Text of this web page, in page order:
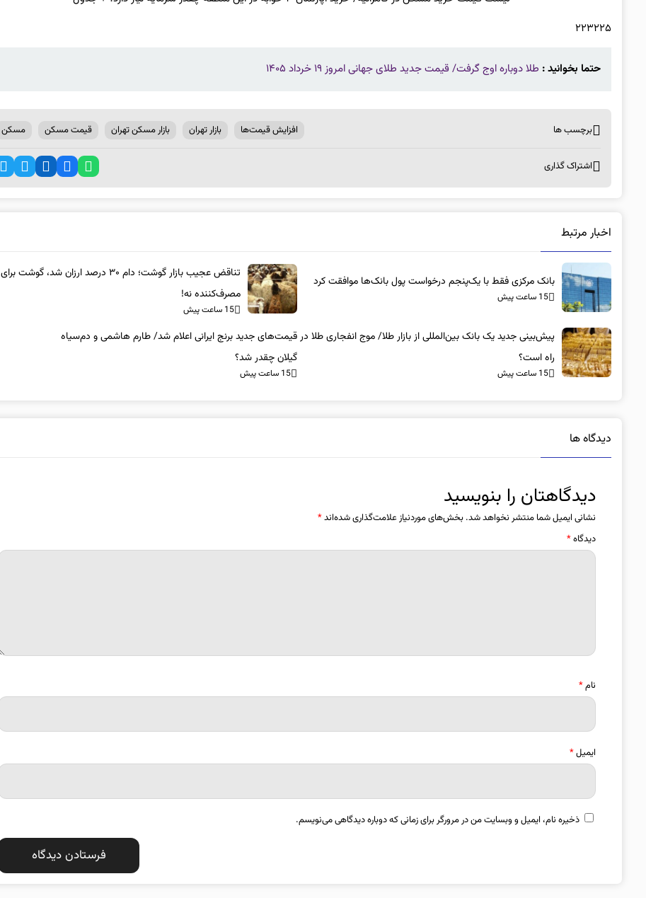
۲۲۳۲۲۵
حتما بخوانید : طلا دوباره اوج گرفت/ قیمت جدید طلای جهانی امروز ۱۹ خرداد ۱۴۰۵
برچسب ها افزایش قیمت‌ها بازار تهران بازار مسکن تهران قیمت مسکن مسکن
اشتراک گذاری
اخبار مرتبط
بانک مرکزی فقط با یک‌‎پنجم درخواست پول بانک‌ها موافقت کرد
15 ساعت پیش
تناقض عجیب بازار گوشت؛ دام ۳۰ درصد ارزان شد، گوشت برای
مصرف‌کننده نه!
15 ساعت پیش
پیش‌بینی جدید یک بانک بین‌المللی از بازار طلا/ موج انفجاری طلا در
راه است؟
15 ساعت پیش
قیمت‌های جدید برنج ایرانی اعلام شد/ طارم هاشمی و دم‌سیاه
گیلان چقدر شد؟
15 ساعت پیش
دیدگاه ها
دیدگاهتان را بنویسید
نشانی ایمیل شما منتشر نخواهد شد. بخش‌های موردنیاز علامت‌گذاری شده‌اند*
دیدگاه*
نام*
ایمیل*
ذخیره نام، ایمیل و وبسایت من در مرورگر برای زمانی که دوباره دیدگاهی می‌نویسم.